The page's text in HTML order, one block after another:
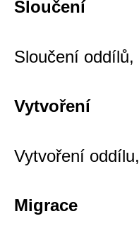
Sloučení
Sloučení
Vytvoření
Vytvoření
Migrace